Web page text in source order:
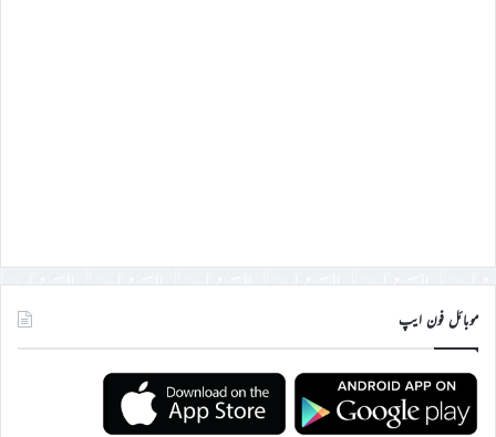
موبائل فون ایپ